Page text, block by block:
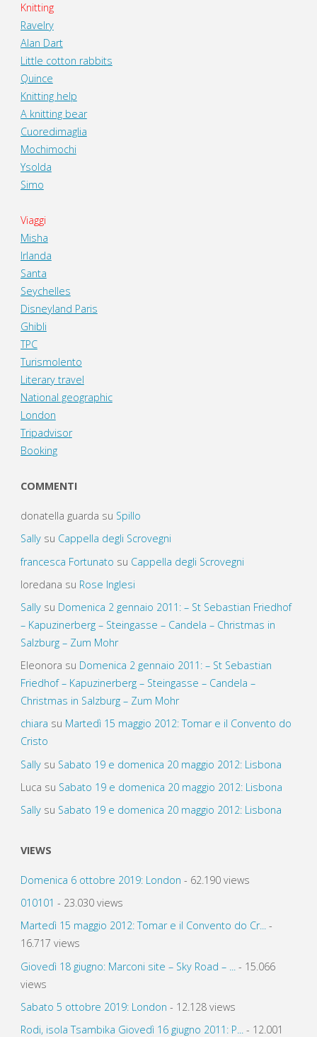
Knitting
Ravelry
Alan Dart
Little cotton rabbits
Quince
Knitting help
A knitting bear
Cuoredimaglia
Mochimochi
Ysolda
Simo
Viaggi
Misha
Irlanda
Santa
Seychelles
Disneyland Paris
Ghibli
TPC
Turismolento
Literary travel
National geographic
London
Tripadvisor
Booking
COMMENTI
donatella guarda su Spillo
Sallysu Cappella degli Scrovegni
francesca Fortunato su Cappella degli Scrovegni
loredana su Rose Inglesi
Sallysu Domenica 2 gennaio 2011: – St Sebastian Friedhof
– Kapuzinerberg – Steingasse – Candela – Christmas in
Salzburg – Zum Mohr
Eleonora su Domenica 2 gennaio 2011: – St Sebastian
Friedhof – Kapuzinerberg – Steingasse – Candela –
Christmas in Salzburg – Zum Mohr
chiara su Martedì 15 maggio 2012: Tomar e il Convento do
Cristo
Sallysu Sabato 19 e domenica 20 maggio 2012: Lisbona
Luca su Sabato 19 e domenica 20 maggio 2012: Lisbona
Sallysu Sabato 19 e domenica 20 maggio 2012: Lisbona
VIEWS
Domenica 6 ottobre 2019: London - 62.190 views
010101 - 23.030 views
Martedì 15 maggio 2012: Tomar e il Convento do Cr...-
16.717 views
Giovedì 18 giugno: Marconi site – Sky Road – ...
- 15.066
views
Sabato 5 ottobre 2019: London - 12.128 views
Rodi, isola Tsambika Giovedì 16 giugno 2011: P...- 12.001